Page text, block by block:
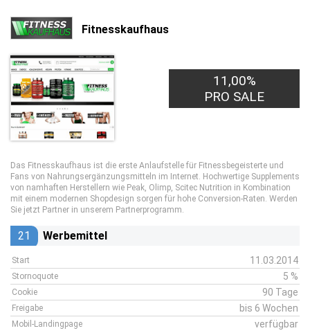
Fitnesskaufhaus
11,00%
PRO SALE
Das Fitnesskaufhaus ist die erste Anlaufstelle für Fitnessbegeisterte und
Fans von Nahrungsergänzungsmitteln im Internet. Hochwertige Supplements
von namhaften Herstellern wie Peak, Olimp, Scitec Nutrition in Kombination
mit einem modernen Shopdesign sorgen für hohe Conversion-Raten. Werden
Sie jetzt Partner in unserem Partnerprogramm.
21 Werbemittel
Start 11.03.2014
Stornoquote 5 %
Cookie 90 Tage
Freigabe bis 6 Wochen
Mobil-Landingpage verfügbar